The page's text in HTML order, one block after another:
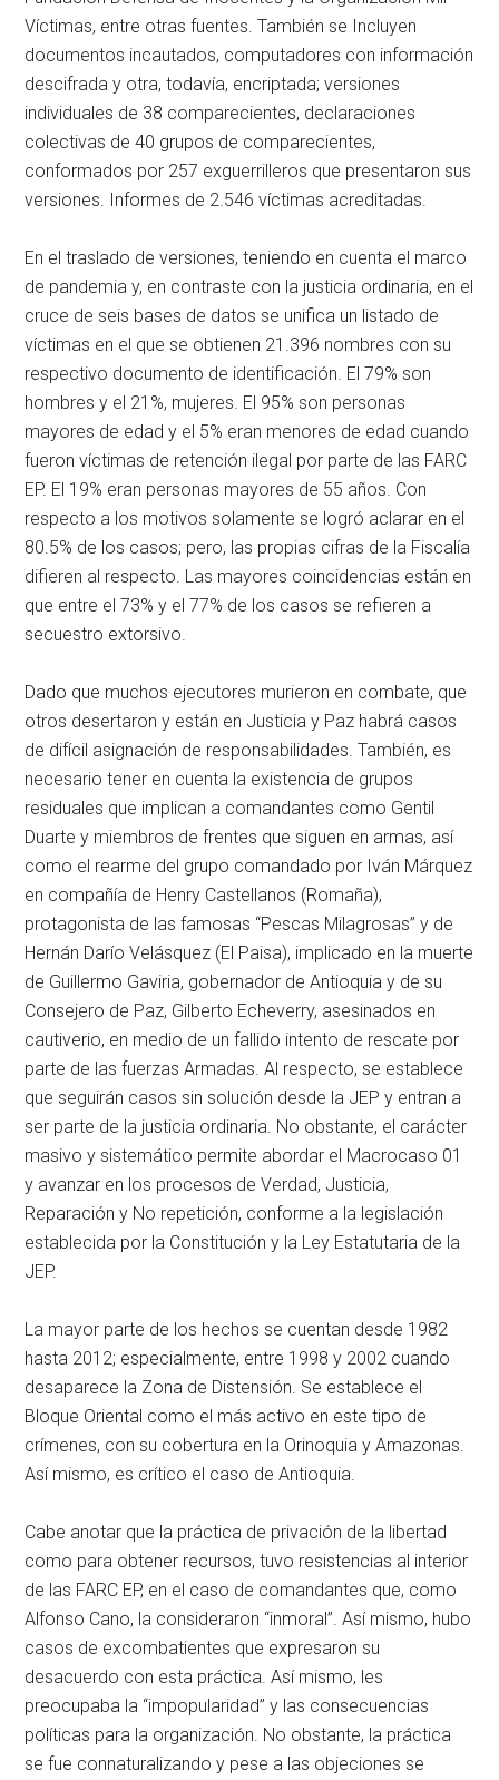
Víctimas, entre otras fuentes. También se Incluyen
documentos incautados, computadores con información
descifrada y otra, todavía, encriptada; versiones
individuales de 38 comparecientes, declaraciones
colectivas de 40 grupos de comparecientes,
conformados por 257 exguerrilleros que presentaron sus
versiones. Informes de 2.546 víctimas acreditadas.
En el traslado de versiones, teniendo en cuenta el marco
de pandemia y, en contraste con la justicia ordinaria, en el
cruce de seis bases de datos se unifica un listado de
víctimas en el que se obtienen 21.396 nombres con su
respectivo documento de identificación. El 79% son
hombres y el 21%, mujeres. El 95% son personas
mayores de edad y el 5% eran menores de edad cuando
fueron víctimas de retención ilegal por parte de las FARC
EP. El 19% eran personas mayores de 55 años. Con
respecto a los motivos solamente se logró aclarar en el
80.5% de los casos; pero, las propias cifras de la Fiscalía
difieren al respecto. Las mayores coincidencias están en
que entre el 73% y el 77% de los casos se refieren a
secuestro extorsivo.
Dado que muchos ejecutores murieron en combate, que
otros desertaron y están en Justicia y Paz habrá casos
de difícil asignación de responsabilidades. También, es
necesario tener en cuenta la existencia de grupos
residuales que implican a comandantes como Gentil
Duarte y miembros de frentes que siguen en armas, así
como el rearme del grupo comandado por Iván Márquez
en compañía de Henry Castellanos (Romaña),
protagonista de las famosas “Pescas Milagrosas” y de
Hernán Darío Velásquez (El Paisa), implicado en la muerte
de Guillermo Gaviria, gobernador de Antioquia y de su
Consejero de Paz, Gilberto Echeverry, asesinados en
cautiverio, en medio de un fallido intento de rescate por
parte de las fuerzas Armadas. Al respecto, se establece
que seguirán casos sin solución desde la JEP y entran a
ser parte de la justicia ordinaria. No obstante, el carácter
masivo y sistemático permite abordar el Macrocaso 01
y avanzar en los procesos de Verdad, Justicia,
Reparación y No repetición, conforme a la legislación
establecida por la Constitución y la Ley Estatutaria de la
JEP.
La mayor parte de los hechos se cuentan desde 1982
hasta 2012; especialmente, entre 1998 y 2002 cuando
desaparece la Zona de Distensión. Se establece el
Bloque Oriental como el más activo en este tipo de
crímenes, con su cobertura en la Orinoquia y Amazonas.
Así mismo, es crítico el caso de Antioquia.
Cabe anotar que la práctica de privación de la libertad
como para obtener recursos, tuvo resistencias al interior
de las FARC EP, en el caso de comandantes que, como
Alfonso Cano, la consideraron “inmoral”. Así mismo, hubo
casos de excombatientes que expresaron su
desacuerdo con esta práctica. Así mismo, les
preocupaba la “impopularidad” y las consecuencias
políticas para la organización. No obstante, la práctica
se fue connaturalizando y pese a las objeciones se